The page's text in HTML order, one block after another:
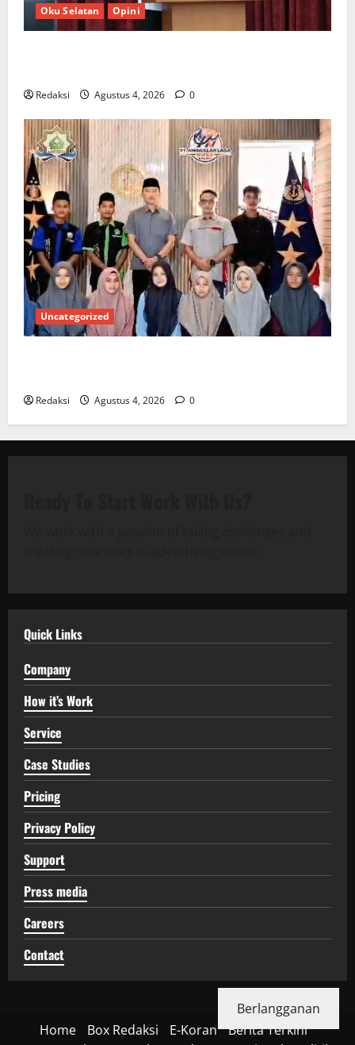
Oku Selatan
Opini
Redaksi Agustus 4, 2026 0
Uncategorized
Redaksi Agustus 4, 2026 0
Quick Links
Company
How it’s Work
Service
Case Studies
Pricing
Privacy Policy
Support
Press media
Careers
Contact
Home Box Redaksi E-Koran
Berita Terkini
Berlangganan